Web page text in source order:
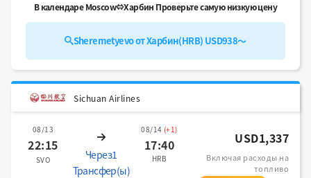
В календаре Moscow⇔Харбин Проверьте самую низкую цену
Sheremetyevo от Харбин(HRB) USD938～
Sichuan Airlines
08/13
22:15
SVO
Через1
Трансфер(ы)
08/14 (+1)
17:40
HRB
USD1,337
Включая расходы на
топливо